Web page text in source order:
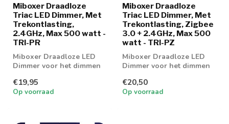
Miboxer Draadloze
Triac LED Dimmer, Met
Trekontlasting,
2.4GHz, Max 500 watt -
TRI-PR
Miboxer Draadloze LED
Dimmer voor het dimmen
€19,95
Op voorraad
Miboxer Draadloze
Triac LED Dimmer, Met
Trekontlasting, Zigbee
3.0 + 2.4GHz, Max 500
watt - TRI-PZ
Miboxer Draadloze LED
Dimmer voor het dimmen
€20,50
Op voorraad